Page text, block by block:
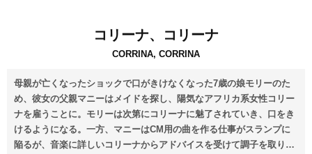
コリーナ、コリーナ
CORRINA, CORRINA
母親が亡くなったショックで口がきけなくなった7歳の娘モリーのた
め、彼女の父親マニーはメイドを探し、陽気なアフリカ系女性コリー
ナを雇うことに。モリーは次第にコリーナに魅了されていき、口をき
けるようになる。一方、マニーはCM用の曲を作る仕事がスランプに
陥るが、音楽に詳しいコリーナからアドバイスを受けて調子を取り戻